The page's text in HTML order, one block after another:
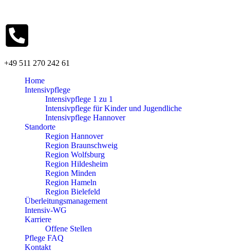
+49 511 270 242 61
Home
Intensivpflege
Intensivpflege 1 zu 1
Intensivpflege für Kinder und Jugendliche
Intensivpflege Hannover
Standorte
Region Hannover
Region Braunschweig
Region Wolfsburg
Region Hildesheim
Region Minden
Region Hameln
Region Bielefeld
Überleitungsmanagement
Intensiv-WG
Karriere
Offene Stellen
Pflege FAQ
Kontakt